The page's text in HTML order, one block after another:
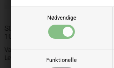
Nødvendige
Funktionelle
Stålbolter 16 x 90 mm inkl. nøtter
10 stk.
Varenr.: 60160090
Lev. varenr.: